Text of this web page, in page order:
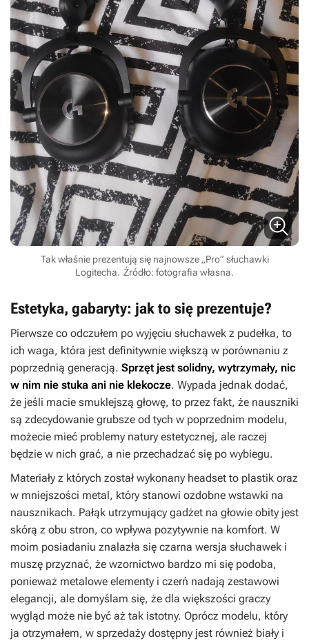
Tak właśnie prezentują się najnowsze „Pro” słuchawki
Logitecha. Źródło: fotografia własna.
Estetyka, gabaryty: jak to się prezentuje?
Pierwsze co odczułem po wyjęciu słuchawek z pudełka, to
ich waga, która jest definitywnie większą w porównaniu z
poprzednią generacją. Sprzęt jest solidny, wytrzymały, nic
w nim nie stuka ani nie klekocze. Wypada jednak dodać,
że jeśli macie smuklejszą głowę, to przez fakt, że nauszniki
są zdecydowanie grubsze od tych w poprzednim modelu,
możecie mieć problemy natury estetycznej, ale raczej
będzie w nich grać, a nie przechadzać się po wybiegu.
Materiały z których został wykonany headset to plastik oraz
w mniejszości metal, który stanowi ozdobne wstawki na
nausznikach. Pałąk utrzymujący gadżet na głowie obity jest
skórą z obu stron, co wpływa pozytywnie na komfort. W
moim posiadaniu znalazła się czarna wersja słuchawek i
muszę przyznać, że wzornictwo bardzo mi się podoba,
ponieważ metalowe elementy i czerń nadają zestawowi
elegancji, ale domyślam się, że dla większości graczy
wygląd może nie być aż tak istotny. Oprócz modelu, który
ja otrzymałem, w sprzedaży dostępny jest również biały i